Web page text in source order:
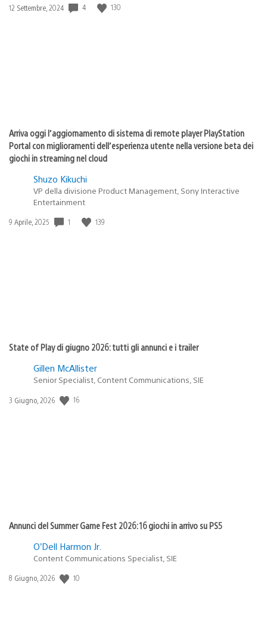
Data
12 Settembre, 2024 4 130
Arriva oggi l’aggiornamento di sistema di remote player PlayStation
Portal con miglioramenti dell’esperienza utente nella versione beta dei
giochi in streaming nel cloud
Shuzo Kikuchi
VP della divisione Product Management, Sony Interactive
Entertainment
Data
9 Aprile, 2025 1 139
State of Play di giugno 2026: tutti gli annunci e i trailer
Gillen McAllister
Senior Specialist, Content Communications, SIE
Data
3 Giugno, 2026 16
Annunci del Summer Game Fest 2026: 16 giochi in arrivo su PS5
O’Dell Harmon Jr.
Content Communications Specialist, SIE
Data
8 Giugno, 2026 10